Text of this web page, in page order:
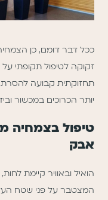
ככל דבר דומם, כן
זקוקה לטיפול תקופתי
תחזוקתית קבועה
יותר הכרוכים במכשור
טיפול בצמחיה
אבק
הואיל ובאוויר קיימת
המצטבר על פני שטח